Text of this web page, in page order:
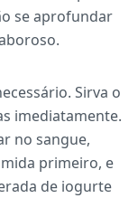
se aprofundar
Sirva o
imediatamente.
no sangue,
primeiro, e
de iogurte